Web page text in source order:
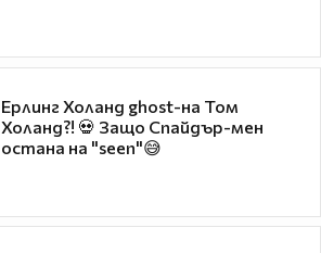
Ерлинг Холанд ghost-на Том
Холанд?! 💀 Защо Спайдър-мен
остана на "seen"😅